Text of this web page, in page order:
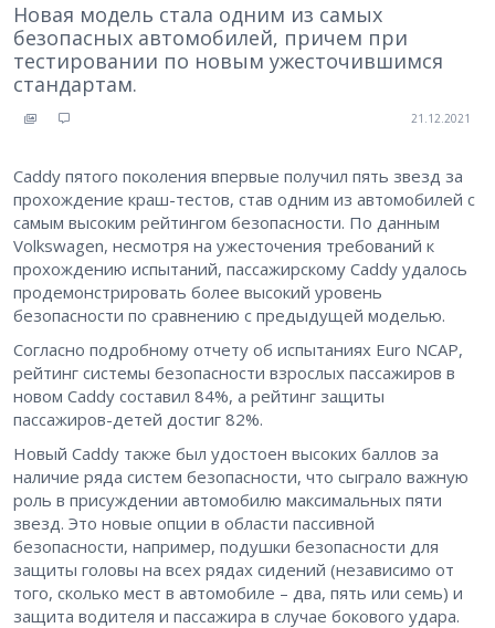
Новая модель стала одним из самых
безопасных автомобилей, причем при
тестировании по новым ужесточившимся
стандартам.
21.12.2021
Caddy пятого поколения впервые получил пять звезд за
прохождение краш-тестов, став одним из автомобилей с
самым высоким рейтингом безопасности. По данным
Volkswagen, несмотря на ужесточения требований к
прохождению испытаний, пассажирскому Caddy удалось
продемонстрировать более высокий уровень
безопасности по сравнению с предыдущей моделью.
Согласно подробному отчету об испытаниях Euro NCAP,
рейтинг системы безопасности взрослых пассажиров в
новом Caddy составил 84%, а рейтинг защиты
пассажиров-детей достиг 82%.
Новый Caddy также был удостоен высоких баллов за
наличие ряда систем безопасности, что сыграло важную
роль в присуждении автомобилю максимальных пяти
звезд. Это новые опции в области пассивной
безопасности, например, подушки безопасности для
защиты головы на всех рядах сидений (независимо от
того, сколько мест в автомобиле – два, пять или семь) и
защита водителя и пассажира в случае бокового удара.